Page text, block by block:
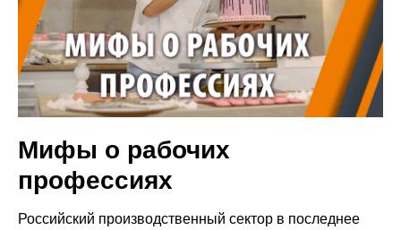
Мифы о рабочих
профессиях
Российский производственный сектор в последнее